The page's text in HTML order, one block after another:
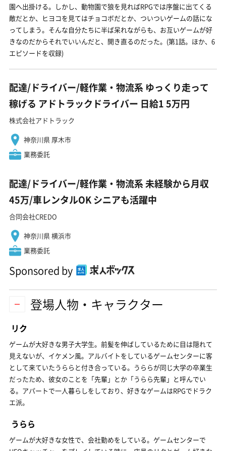
園へ出掛ける。しかし、動物園で狼を見ればRPGでは序盤に出てくる
敵だとか、ヒヨコを見てはチョコボだとか、ついついゲームの話にな
ってしまう。そんな自分たちに半ば呆れながらも、お互いゲームが好
きなのだからそれでいいんだと、開き直るのだった。(第1話。ほか、6
エピソードを収録)
配達/ドライバー/軽作業・物流系 ゆっくり走って
稼げる アドトラックドライバー 日給1 5万円
株式会社アドトラック
神奈川県 厚木市
業務委託
配達/ドライバー/軽作業・物流系 未経験から月収
45万/車レンタルOK シニアも活躍中
合同会社CREDO
神奈川県 横浜市
業務委託
Sponsored by
登場人物・キャラクター
リク
ゲームが大好きな男子大学生。前髪を伸ばしているために目は隠れて
見えないが、イケメン風。アルバイトをしているゲームセンターに客
として来ていたうららと付き合っている。うららが同じ大学の卒業生
だったため、彼女のことを「先輩」とか「うらら先輩」と呼んでい
る。アパートで一人暮らしをしており、好きなゲームはRPGでドラク
エ派。
うらら
ゲームが大好きな女性で、会社勤めをしている。ゲームセンターで